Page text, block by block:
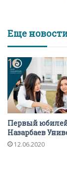
Еще
Первый
Назарбаев
12.06.2020